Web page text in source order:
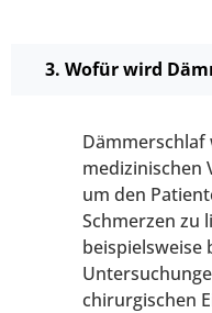
3. Wofür wird
medizinischen
um den
Schmerzen zu
beispielsweise
chirurgischen